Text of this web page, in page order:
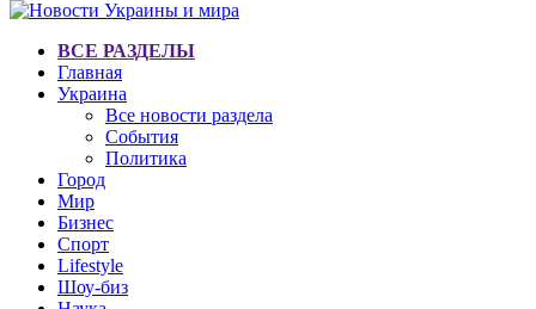
ВСЕ РАЗДЕЛЫ
Главная
Украина
Все новости раздела
События
Политика
Город
Мир
Бизнес
Спорт
Lifestyle
Шоу-биз